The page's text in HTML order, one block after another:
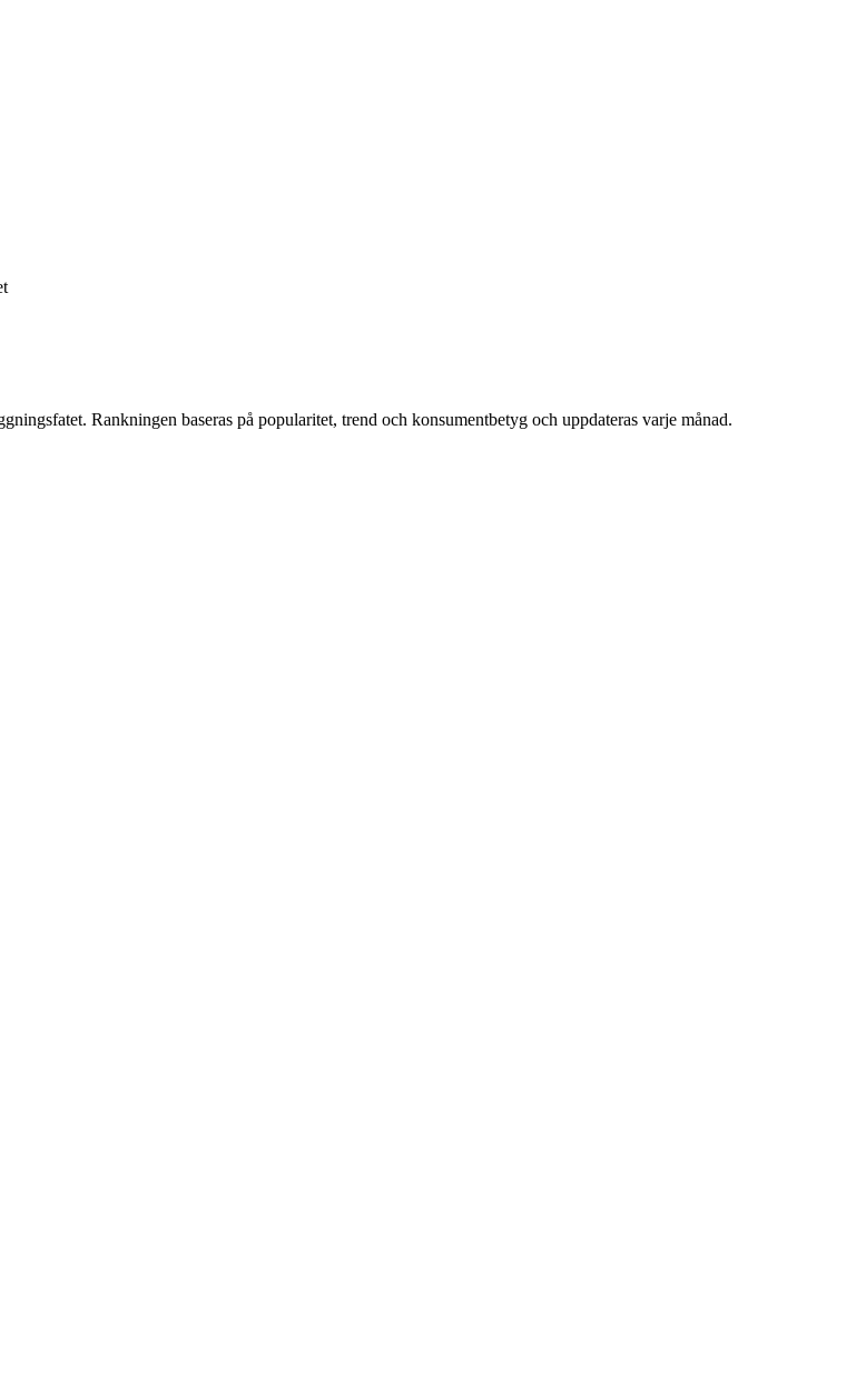
. Rankningen baseras på popularitet, trend och konsumentbetyg och uppdateras varje månad.